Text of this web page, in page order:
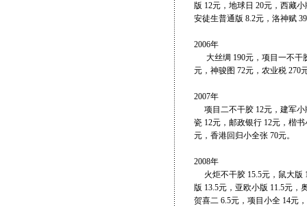
版 12元，地球日 20元，西藏
安徒生普通版 8.2元，洛神赋
2006年
大丝绸 190元，项目一不干
元，神骏图 72元，农业税 270
2007年
项目二不干胶 12元，建军小
瓷 12元，邮政银行 12元，楷
元，香港回归小全张 70元。
2008年
火炬不干胶 15.5元，鼠大版
版 13.5元，亚欧小版 11.5元，
贺喜二 6.5元，项目小全 14